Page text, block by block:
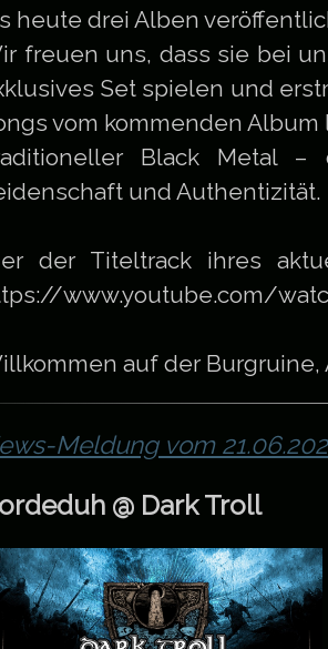
heute drei Alben
freuen uns, dass sie bei
Set spielen und
vom kommenden
Black Metal
und Authentizität.
der Titeltrack ihres
www.youtube.com/
auf der Burgruine,
Meldung vom
@ Dark Troll